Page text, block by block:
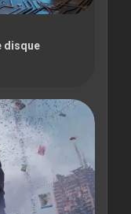
disque